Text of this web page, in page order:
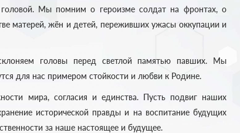
Мы помним о героизме солдат на фронтах, о
матерей, жён и детей, переживших ужасы оккупации и
головы перед светлой памятью павших. Мы
для нас примером стойкости и любви к Родине.
мира, согласия и единства. Пусть подвиг наших
исторической правды и на воспитание будущих
за наше настоящее и будущее.